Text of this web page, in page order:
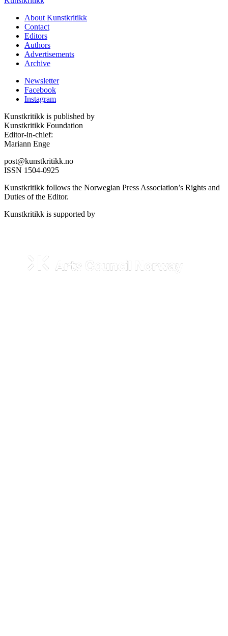
About Kunstkritikk
Contact
Editors
Authors
Advertisements
Archive
Newsletter
Facebook
Instagram
Kunstkritikk is published by
Kunstkritikk Foundation
Editor-in-chief:
Mariann Enge
post@kunstkritikk.no
ISSN 1504-0925
Kunstkritikk follows the Norwegian Press Association’s Rights and
Duties of the Editor.
Kunstkritikk is supported by